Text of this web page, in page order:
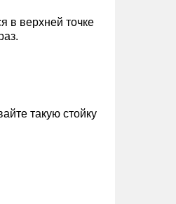
в верхней точке
такую стойку